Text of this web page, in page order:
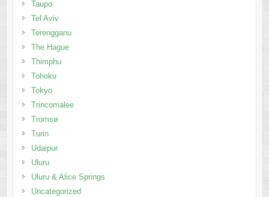
Taupo
Tel Aviv
Terengganu
The Hague
Thimphu
Tohoku
Tokyo
Trincomalee
Tromsø
Turin
Udaipur
Uluru
Uluru & Alice Springs
Uncategorized